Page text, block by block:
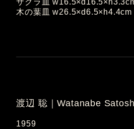
サクラ皿
木の葉皿 w26.5×d6.5×h4.4cm
渡辺 聡｜Watanabe
1959